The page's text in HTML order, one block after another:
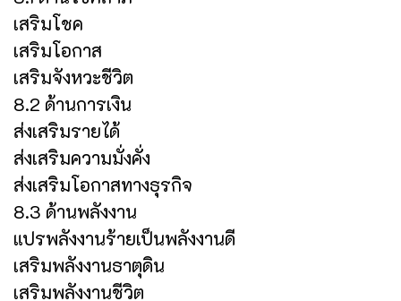
เสริมโชค
เสริมโอกาส
เสริมจังหวะชีวิต
8.2 ด้านการเงิน
ส่งเสริมรายได้
ส่งเสริมความมั่งคั่ง
ส่งเสริมโอกาสทางธุรกิจ
8.3 ด้านพลังงาน
แปรพลังงานร้ายเป็นพลังงานดี
เสริมพลังงานธาตุดิน
เสริมพลังงานชีวิต